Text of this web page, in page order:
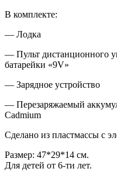
В комплекте:
— Лодка
— Пульт дистанционного
батарейки «9V»
— Зарядное устройство
— Перезаряжаемый
Cadmium
Сделано из пластмассы с
Размер: 47*29*14 см.
Для детей от 6-ти лет.